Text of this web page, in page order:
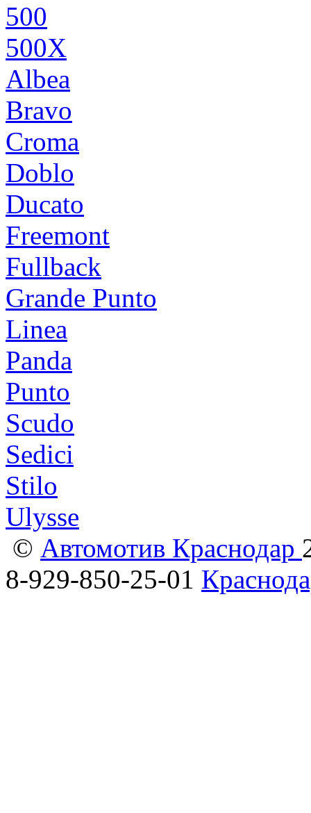
500
500X
Albea
Bravo
Croma
Doblo
Ducato
Freemont
Fullback
Grande Punto
Linea
Panda
Punto
Scudo
Sedici
Stilo
Ulysse
© Автомотив Краснодар
8-929-850-25-01